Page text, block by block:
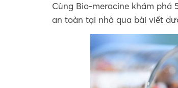
Cùng Bio-meracine khám phá
an toàn tại nhà qua bài viết